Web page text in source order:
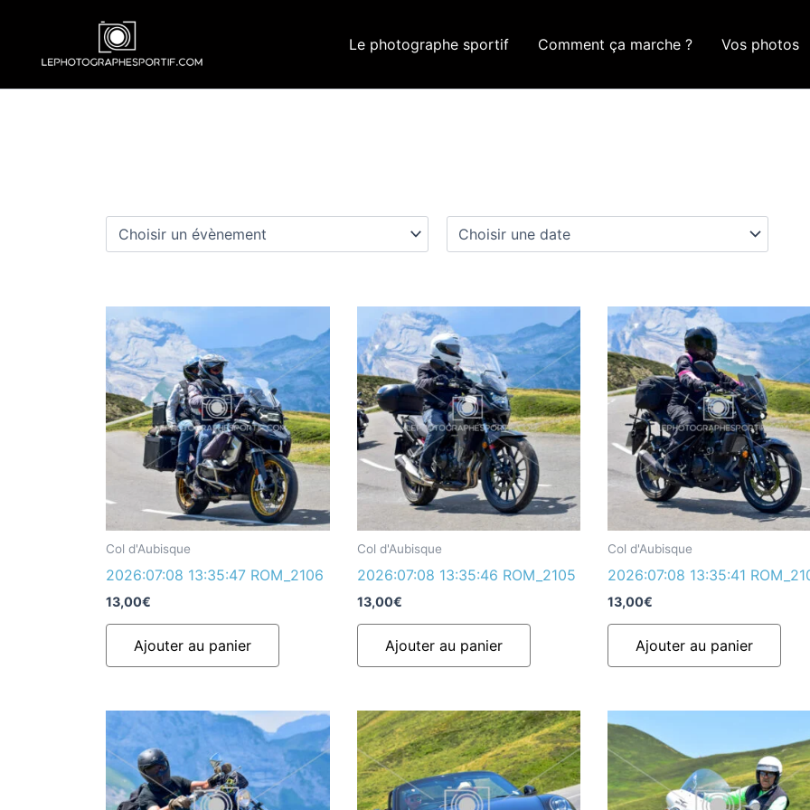
contenu
Le photographe sportif Comment ça marche ? Vos photos
Col d'Aubisque
2026:07:08 13:35:47 ROM_2106
13,00€
Ajouter au panier
Col d'Aubisque
2026:07:08 13:35:46 ROM_2105
13,00€
Ajouter au panier
Col d'Aubisque
2026:07:08 13:35:41
13,00€
Ajouter au panier